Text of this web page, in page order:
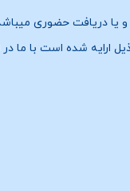
دریافت حضوری
ارایه شده است با ما در